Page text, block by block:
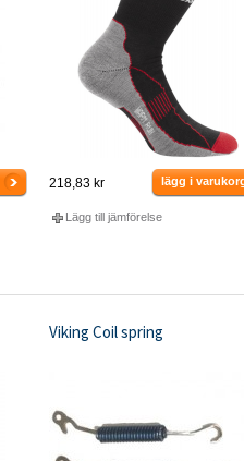
218,83 kr lägg i
Lägg till jämförelse
Viking Coil spring